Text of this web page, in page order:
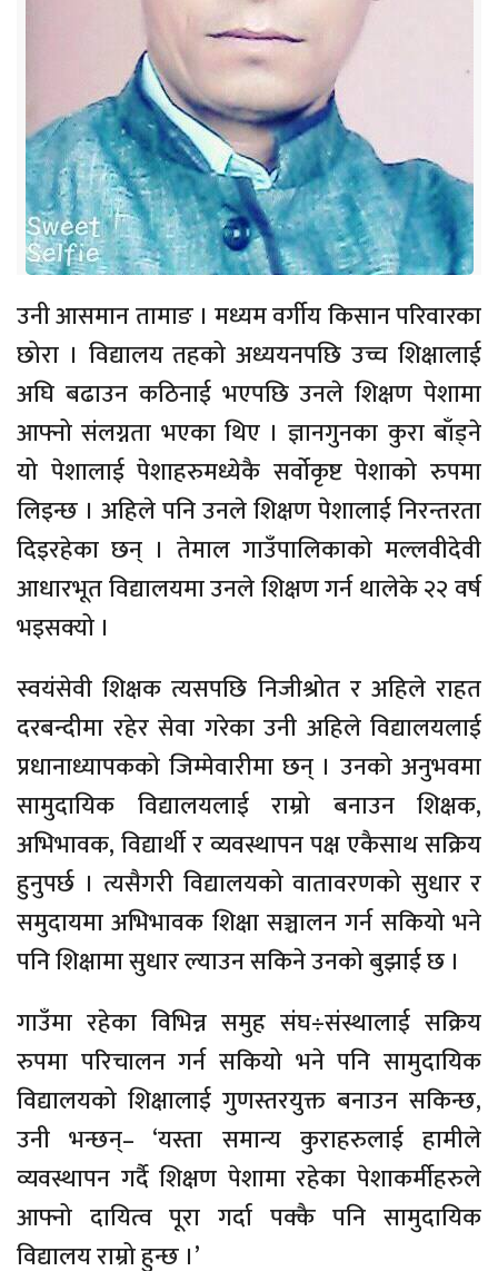
उनी आसमान तामाङ । मध्यम वर्गीय किसान परिवारका
छोरा । विद्यालय तहको अध्ययनपछि उच्च शिक्षालाई
अघि बढाउन कठिनाई भएपछि उनले शिक्षण पेशामा
आफ्नो संलग्नता भएका थिए । ज्ञानगुनका कुरा बाँड्ने
यो पेशालाई पेशाहरुमध्येकै सर्वोकृष्ट पेशाको रुपमा
लिइन्छ । अहिले पनि उनले शिक्षण पेशालाई निरन्तरता
दिइरहेका छन् । तेमाल गाउँपालिकाको मल्लवीदेवी
आधारभूत विद्यालयमा उनले शिक्षण गर्न थालेके २२ वर्ष
भइसक्यो ।
स्वयंसेवी शिक्षक त्यसपछि निजीश्रोत र अहिले राहत
दरबन्दीमा रहेर सेवा गरेका उनी अहिले विद्यालयलाई
प्रधानाध्यापकको जिम्मेवारीमा छन् । उनको अनुभवमा
सामुदायिक विद्यालयलाई राम्रो बनाउन शिक्षक,
अभिभावक, विद्यार्थी र व्यवस्थापन पक्ष एकैसाथ सक्रिय
हुनुपर्छ । त्यसैगरी विद्यालयको वातावरणको सुधार र
समुदायमा अभिभावक शिक्षा सञ्चालन गर्न सकियो भने
पनि शिक्षामा सुधार ल्याउन सकिने उनको बुझाई छ ।
गाउँमा रहेका विभिन्न समुह संघ÷संस्थालाई सक्रिय
रुपमा परिचालन गर्न सकियो भने पनि सामुदायिक
विद्यालयको शिक्षालाई गुणस्तरयुक्त बनाउन सकिन्छ,
उनी भन्छन्– ‘यस्ता समान्य कुराहरुलाई हामीले
व्यवस्थापन गर्दै शिक्षण पेशामा रहेका पेशाकर्मीहरुले
आफ्नो दायित्व पूरा गर्दा पक्कै पनि सामुदायिक
विद्यालय राम्रो हुन्छ ।’